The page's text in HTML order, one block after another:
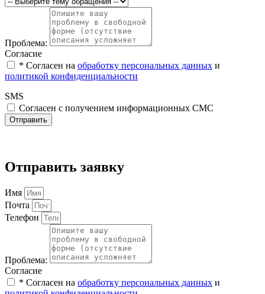
Проблема:
Согласие
* Cогласен на обработку персональных данных и
политикой конфиденциальности
SMS
Согласен с получением информационных СМС
Отправить
Отправить заявку
Имя
Почта
Телефон
Проблема:
Согласие
* Cогласен на обработку персональных данных и